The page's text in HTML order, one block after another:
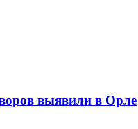
выявили в Орле